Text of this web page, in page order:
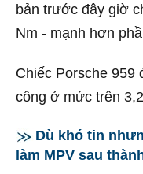
bản trước đây giờ
Nm - mạnh hơn
Chiếc Porsche 959
công ở mức trên
Dù khó tin
làm MPV sau